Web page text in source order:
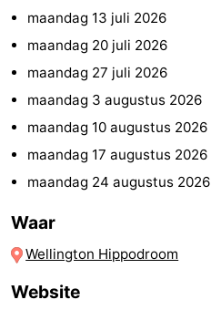
Parkeren
-
Kusttram
Reisboekenwinkel
Nieuws
Medische
adressen
Regio
West-
Vlaanderen
-
Brugge
-
maandag 13 juli 2026
maandag 20 juli 2026
maandag 27 juli 2026
maandag 3 augustus 2026
maandag 10 augustus 2026
maandag 17 augustus 2026
maandag 24 augustus 2026
Waar
Wellington Hippodroom
Website